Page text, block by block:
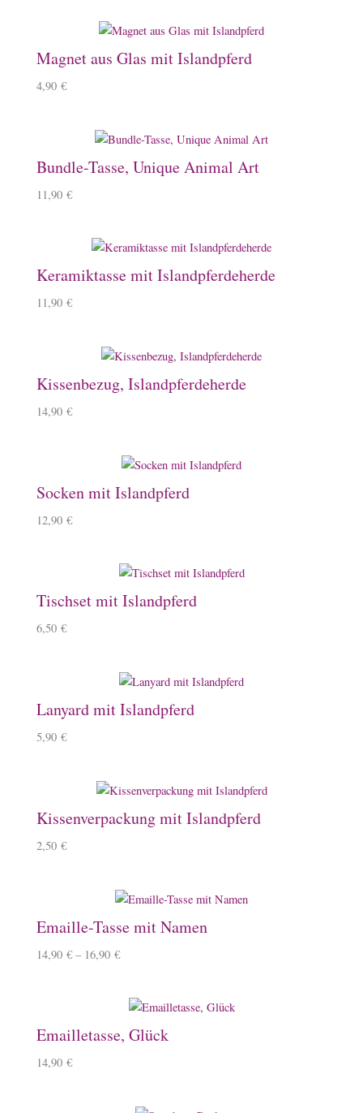
Magnet aus Glas mit Islandpferd
4,90 €
Bundle-Tasse, Unique Animal Art
11,90 €
Keramiktasse mit Islandpferdeherde
11,90 €
Kissenbezug, Islandpferdeherde
14,90 €
Socken mit Islandpferd
12,90 €
Tischset mit Islandpferd
6,50 €
Lanyard mit Islandpferd
5,90 €
Kissenverpackung mit Islandpferd
2,50 €
Emaille-Tasse mit Namen
14,90 € – 16,90 €
Emailletasse, Glück
14,90 €